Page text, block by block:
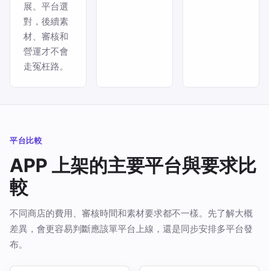
展。平台選
對，後續素
材、審核和
營運才不會
走冤枉路。
平台比較
APP 上架的主要平台與要求比
較
不同商店的費用、審核時間和素材要求都不一樣。先了解大概
差異，會更容易判斷應該單平台上線，還是同步安排多平台發
布。